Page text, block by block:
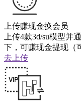
上传赚现金换会员
上传4款3d/su模型
下，可赚现金提现（
去上传